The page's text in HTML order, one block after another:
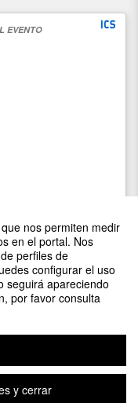
nos permiten medir
en el portal. Nos
perfiles de
configurar el uso
seguirá apareciendo
por favor consulta
y cerrar
EVENTO
CÓDIGO